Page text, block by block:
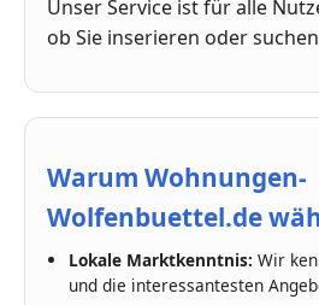
Unser Service ist für alle
ob Sie inserieren oder
Warum Wohnungen-
Wolfenbuettel.de
Lokale Marktkenntnis: Wir
und die interessantesten